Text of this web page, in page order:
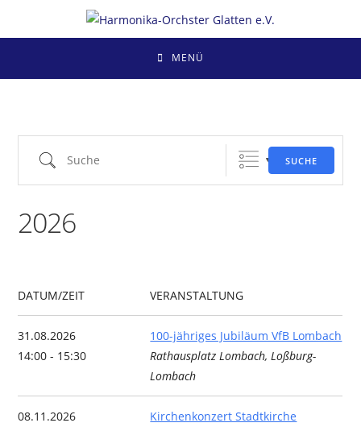
MENÜ
Suche SUCHE
2026
DATUM/ZEIT VERANSTALTUNG
31.08.2026
14:00 - 15:30
100-jähriges Jubiläum VfB Lombach
Rathausplatz Lombach, Loßburg-
Lombach
08.11.2026
Kirchenkonzert Stadtkirche